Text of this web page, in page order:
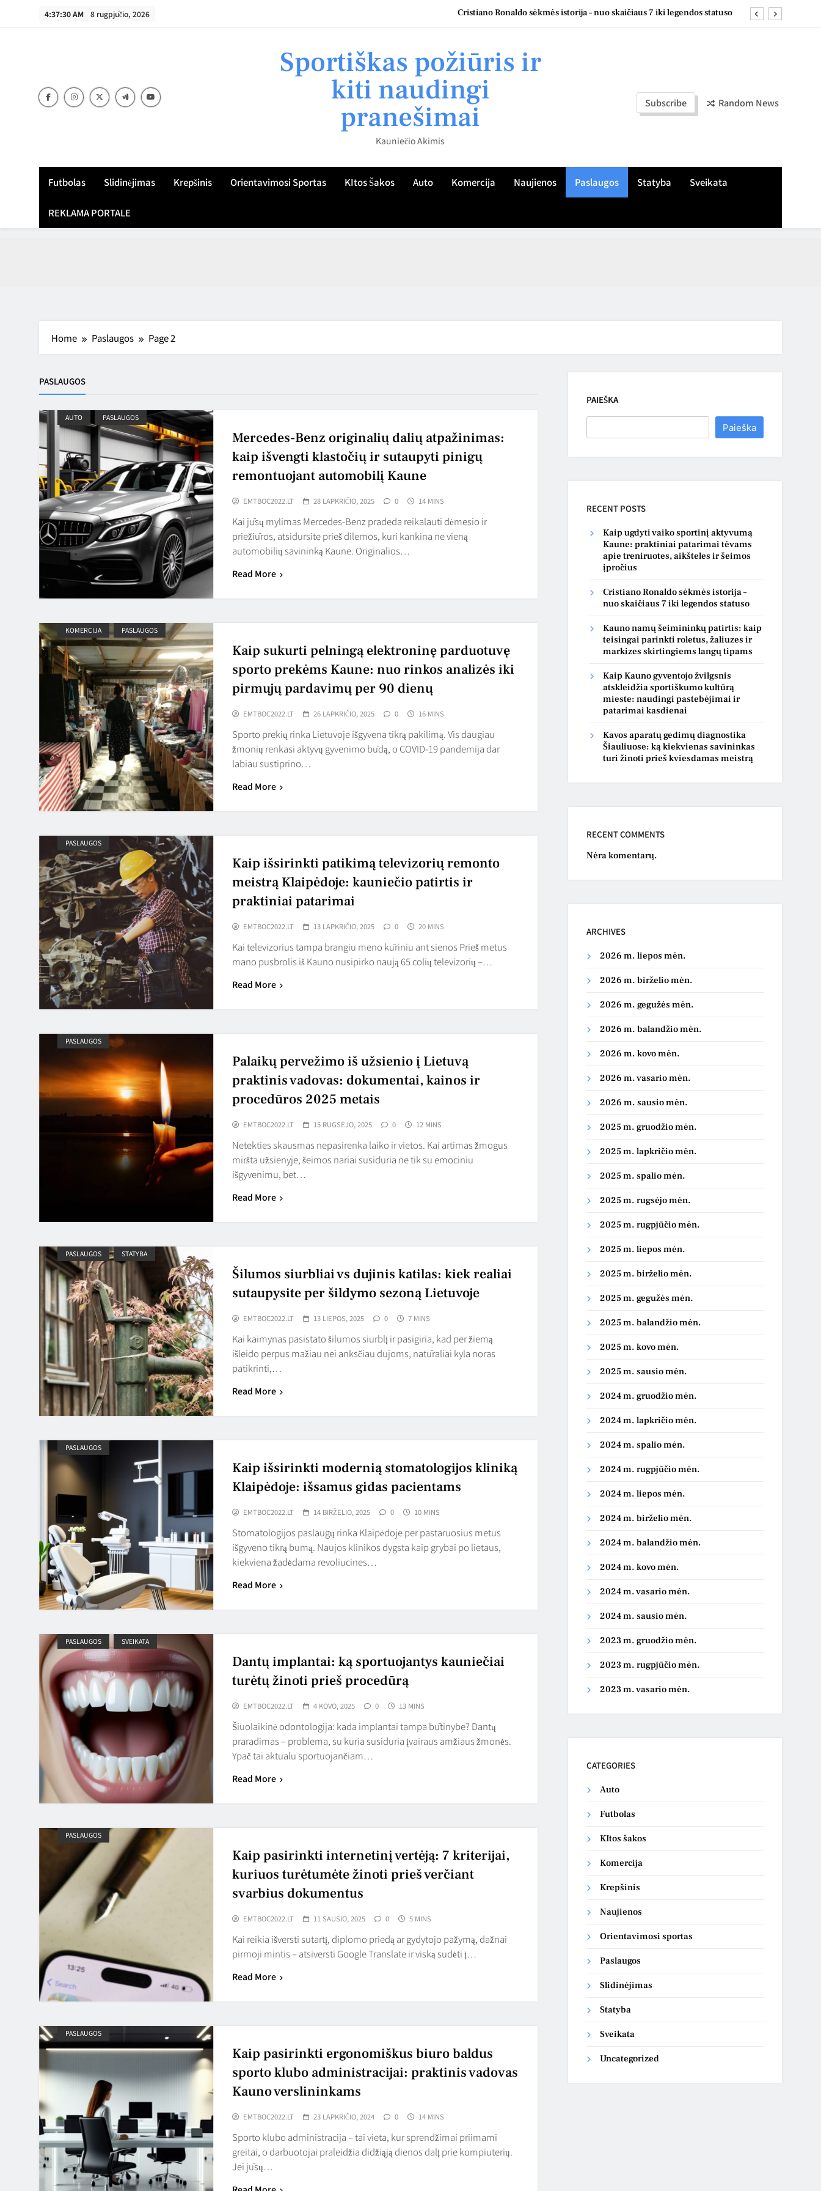
4:37:31 AM 8 rugpjūčio, 2026 Cristiano Ronaldo sėkmės istorija – nuo skaičiaus 7 iki legendos statuso
Kaip Kauno gyventojo žvilgsnis atskleidžia sportiškumo kultūrą mieste: naudingi pastebėjimai ir patarimai kasdienai
Kaip ugdyti vaiko sportinį aktyvumą Kaune: praktiniai patarimai tėvams apie treniruotes, aikšteles ir šeimos įpročius
Cristiano Ronaldo sėkmės istorija – nuo skaičiaus 7 iki legendos statuso
Kauno namų šeimininkų patirtis: kaip teisingai parinkti roletus, žaliuzes ir markizes skirtingiems langų tipams
Kaip Kauno gyventojo žvilgsnis atskleidžia sportiškumo kultūrą mieste: naudingi pastebėjimai ir patarimai kasdienai
Sportiškas požiūris ir
kiti naudingi
pranešimai
Kauniečio Akimis
Subscribe Random News
Futbolas Slidinėjimas Krepšinis Orientavimosi Sportas KItos Šakos Auto Komercija Naujienos Paslaugos Statyba Sveikata
REKLAMA PORTALE
Home Paslaugos Page 2
PASLAUGOS
AUTO PASLAUGOS
Mercedes-Benz originalių dalių atpažinimas:
kaip išvengti klastočių ir sutaupyti pinigų
remontuojant automobilį Kaune
EMTBOC2022.LT 28 LAPKRIČIO, 2025 0 14 MINS
Kai jūsų mylimas Mercedes-Benz pradeda reikalauti dėmesio ir
priežiūros, atsidursite prieš dilemos, kuri kankina ne vieną
automobilių savininką Kaune. Originalios…
Read More
KOMERCIJA PASLAUGOS
Kaip sukurti pelningą elektroninę parduotuvę
sporto prekėms Kaune: nuo rinkos analizės iki
pirmųjų pardavimų per 90 dienų
EMTBOC2022.LT 26 LAPKRIČIO, 2025 0 16 MINS
Sporto prekių rinka Lietuvoje išgyvena tikrą pakilimą. Vis daugiau
žmonių renkasi aktyvų gyvenimo būdą, o COVID-19 pandemija dar
labiau sustiprino…
Read More
PASLAUGOS
Kaip išsirinkti patikimą televizorių remonto
meistrą Klaipėdoje: kauniečio patirtis ir
praktiniai patarimai
EMTBOC2022.LT 13 LAPKRIČIO, 2025 0 20 MINS
Kai televizorius tampa brangiu meno kūriniu ant sienos Prieš metus
mano pusbrolis iš Kauno nusipirko naują 65 colių televizorių –…
Read More
PASLAUGOS
Palaikų pervežimo iš užsienio į Lietuvą
praktinis vadovas: dokumentai, kainos ir
procedūros 2025 metais
EMTBOC2022.LT 15 RUGSĖJO, 2025 0 12 MINS
Netekties skausmas nepasirenka laiko ir vietos. Kai artimas žmogus
miršta užsienyje, šeimos nariai susiduria ne tik su emociniu
išgyvenimu, bet…
Read More
PASLAUGOS STATYBA
Šilumos siurbliai vs dujinis katilas: kiek realiai
sutaupysite per šildymo sezoną Lietuvoje
EMTBOC2022.LT 13 LIEPOS, 2025 0 7 MINS
Kai kaimynas pasistato šilumos siurblį ir pasigiria, kad per žiemą
išleido perpus mažiau nei anksčiau dujoms, natūraliai kyla noras
patikrinti,…
Read More
PASLAUGOS
Kaip išsirinkti modernią stomatologijos kliniką
Klaipėdoje: išsamus gidas pacientams
EMTBOC2022.LT 14 BIRŽELIO, 2025 0 10 MINS
Stomatologijos paslaugų rinka Klaipėdoje per pastaruosius metus
išgyveno tikrą bumą. Naujos klinikos dygsta kaip grybai po lietaus,
kiekviena žadėdama revoliucines…
Read More
PASLAUGOS SVEIKATA
Dantų implantai: ką sportuojantys kauniečiai
turėtų žinoti prieš procedūrą
EMTBOC2022.LT 4 KOVO, 2025 0 13 MINS
Šiuolaikinė odontologija: kada implantai tampa būtinybe? Dantų
praradimas – problema, su kuria susiduria įvairaus amžiaus žmonės.
Ypač tai aktualu sportuojančiam…
Read More
PASLAUGOS
Kaip pasirinkti internetinį vertėją: 7 kriterijai,
kuriuos turėtumėte žinoti prieš verčiant
svarbius dokumentus
EMTBOC2022.LT 11 SAUSIO, 2025 0 5 MINS
Kai reikia išversti sutartį, diplomo priedą ar gydytojo pažymą, dažnai
pirmoji mintis – atsiversti Google Translate ir viską sudėti į…
Read More
PASLAUGOS
Kaip pasirinkti ergonomiškus biuro baldus
sporto klubo administracijai: praktinis vadovas
Kauno verslininkams
EMTBOC2022.LT 23 LAPKRIČIO, 2024 0 14 MINS
Sporto klubo administracija – tai vieta, kur sprendžimai priimami
greitai, o darbuotojai praleidžia didžiąją dienos dalį prie kompiuterių.
Jei jūsų…
PAIEŠKA
Paieška
RECENT POSTS
Kaip ugdyti vaiko sportinį aktyvumą
Kaune: praktiniai patarimai tėvams
apie treniruotes, aikšteles ir šeimos
įpročius
Cristiano Ronaldo sėkmės istorija –
nuo skaičiaus 7 iki legendos statuso
Kauno namų šeimininkų patirtis: kaip
teisingai parinkti roletus, žaliuzes ir
markizes skirtingiems langų tipams
Kaip Kauno gyventojo žvilgsnis
atskleidžia sportiškumo kultūrą
mieste: naudingi pastebėjimai ir
patarimai kasdienai
Kavos aparatų gedimų diagnostika
Šiauliuose: ką kiekvienas savininkas
turi žinoti prieš kviesdamas meistrą
RECENT COMMENTS
Nėra komentarų.
ARCHIVES
2026 m. liepos mėn.
2026 m. birželio mėn.
2026 m. gegužės mėn.
2026 m. balandžio mėn.
2026 m. kovo mėn.
2026 m. vasario mėn.
2026 m. sausio mėn.
2025 m. gruodžio mėn.
2025 m. lapkričio mėn.
2025 m. spalio mėn.
2025 m. rugsėjo mėn.
2025 m. rugpjūčio mėn.
2025 m. liepos mėn.
2025 m. birželio mėn.
2025 m. gegužės mėn.
2025 m. balandžio mėn.
2025 m. kovo mėn.
2025 m. sausio mėn.
2024 m. gruodžio mėn.
2024 m. lapkričio mėn.
2024 m. spalio mėn.
2024 m. rugpjūčio mėn.
2024 m. liepos mėn.
2024 m. birželio mėn.
2024 m. balandžio mėn.
2024 m. kovo mėn.
2024 m. vasario mėn.
2024 m. sausio mėn.
2023 m. gruodžio mėn.
2023 m. rugpjūčio mėn.
2023 m. vasario mėn.
CATEGORIES
Auto
Futbolas
KItos šakos
Komercija
Krepšinis
Naujienos
Orientavimosi sportas
Paslaugos
Slidinėjimas
Statyba
Sveikata
Uncategorized